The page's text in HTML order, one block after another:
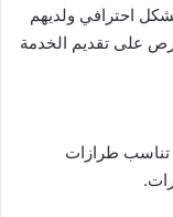
احترافي ولديهم
على تقديم الخدمة
تناسب طرازات